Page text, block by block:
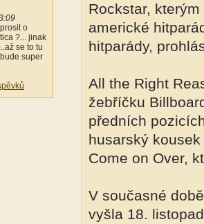
o
?... jinak
se to tu
super
Rockstar,
americké
hitparády,
All the Right
žebříčku
předních
husarský
Come on Over,
V současné
vyšla 18.